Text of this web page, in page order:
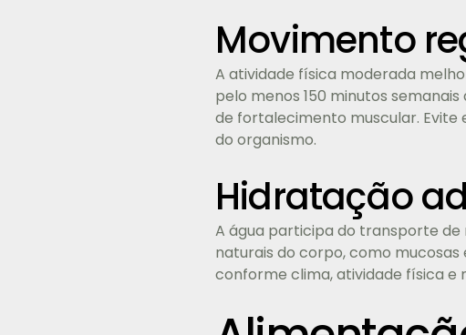
Movimento
A atividade física moderada
pelo menos 150 minutos
de fortalecimento muscular. Evite
do organismo.
Hidratação
A água participa do transporte
naturais do corpo, como
conforme clima, atividade física e